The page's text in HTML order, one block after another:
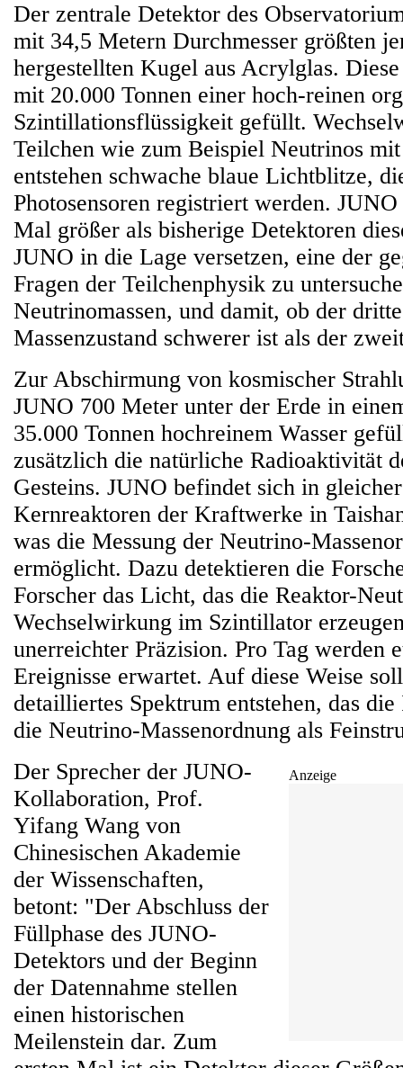
Der zentrale Detektor des
mit 34,5 Metern Durchmesser größten
hergestellten Kugel aus Acrylglas.
mit 20.000 Tonnen einer hoch-reinen
Szintillationsflüssigkeit gefüllt.
Teilchen wie zum Beispiel Neutrinos
entstehen schwache blaue Lichtblitze,
Photosensoren registriert werden.
Mal größer als bisherige Detektoren
JUNO in die Lage versetzen, eine der
Fragen der Teilchenphysik zu
Neutrinomassen, und damit, ob der
Massenzustand schwerer ist als der
Zur Abschirmung von kosmischer
JUNO 700 Meter unter der Erde in
35.000 Tonnen hochreinem Wasser
zusätzlich die natürliche Radioaktivität
Gesteins. JUNO befindet sich in
Kernreaktoren der Kraftwerke in
was die Messung der Neutrino-
ermöglicht. Dazu detektieren die
Forscher das Licht, das die Reaktor-
Wechselwirkung im Szintillator
unerreichter Präzision. Pro Tag werden
Ereignisse erwartet. Auf diese Weise
detailliertes Spektrum entstehen, das
die Neutrino-Massenordnung als
Anzeige
Der Sprecher der JUNO-
Kollaboration, Prof.
Yifang Wang von
Chinesischen Akademie
der Wissenschaften,
betont: "Der Abschluss der
Füllphase des JUNO-
Detektors und der Beginn
der Datennahme stellen
einen historischen
Meilenstein dar. Zum